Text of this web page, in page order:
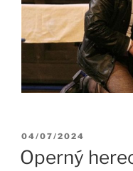
Publikované
04/07/2024
Operný